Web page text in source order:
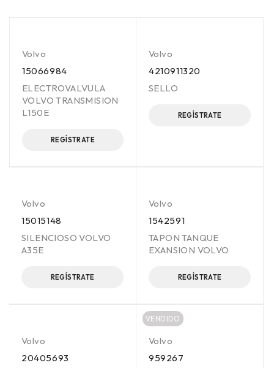
Volvo
15066984
ELECTROVALVULA
VOLVO TRANSMISION
L150E
REGÍSTRATE
Volvo
4210911320
SELLO
REGÍSTRATE
Volvo
15015148
SILENCIOSO VOLVO
A35E
REGÍSTRATE
Volvo
1542591
TAPON TANQUE
EXANSION VOLVO
REGÍSTRATE
Volvo
20405693
VENDIDO
Volvo
959267